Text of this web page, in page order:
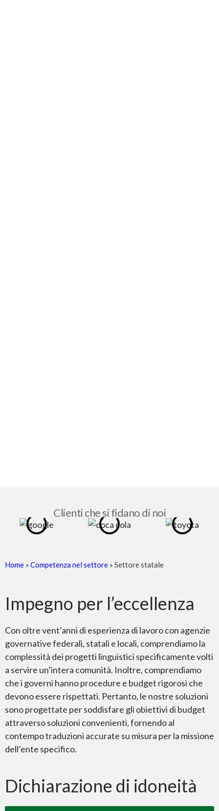
Clienti che si fidano di noi
Home » Competenza nel settore » Settore statale
Impegno per l’eccellenza
Con oltre vent’anni di esperienza di lavoro con agenzie
governative federali, statali e locali, comprendiamo la
complessità dei progetti linguistici specificamente volti
a servire un’intera comunità. Inoltre, comprendiamo
che i governi hanno procedure e budget rigorosi che
devono essere rispettati. Pertanto, le nostre soluzioni
sono progettate per soddisfare gli obiettivi di budget
attraverso soluzioni convenienti, fornendo al
contempo traduzioni accurate su misura per la missione
dell’ente specifico.
Dichiarazione di idoneità